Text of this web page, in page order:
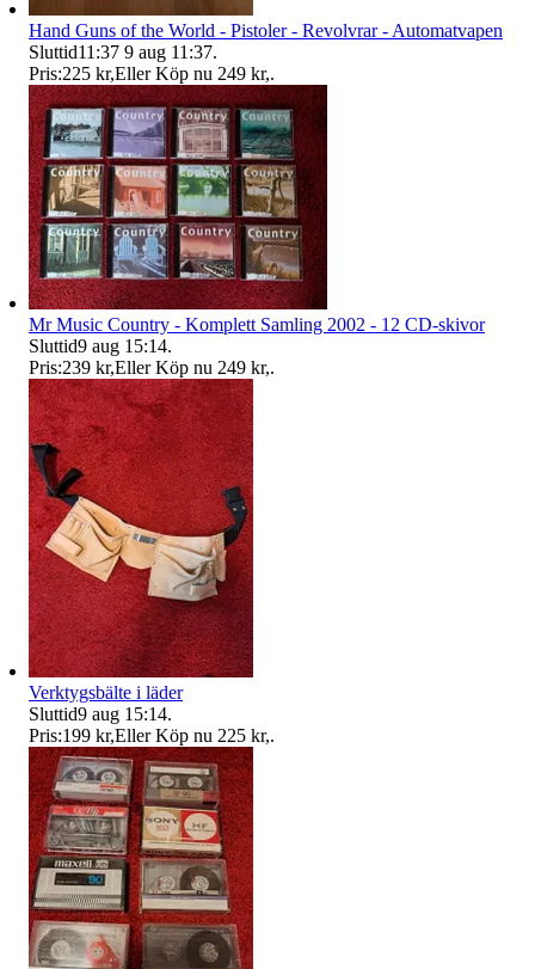
Hand Guns of the World - Pistoler - Revolvrar - Automatvapen
Sluttid11:37 9 aug 11:37.
Pris:225 kr,Eller Köp nu 249 kr,.
Mr Music Country - Komplett Samling 2002 - 12 CD-skivor
Sluttid9 aug 15:14.
Pris:239 kr,Eller Köp nu 249 kr,.
Verktygsbälte i läder
Sluttid9 aug 15:14.
Pris:199 kr,Eller Köp nu 225 kr,.